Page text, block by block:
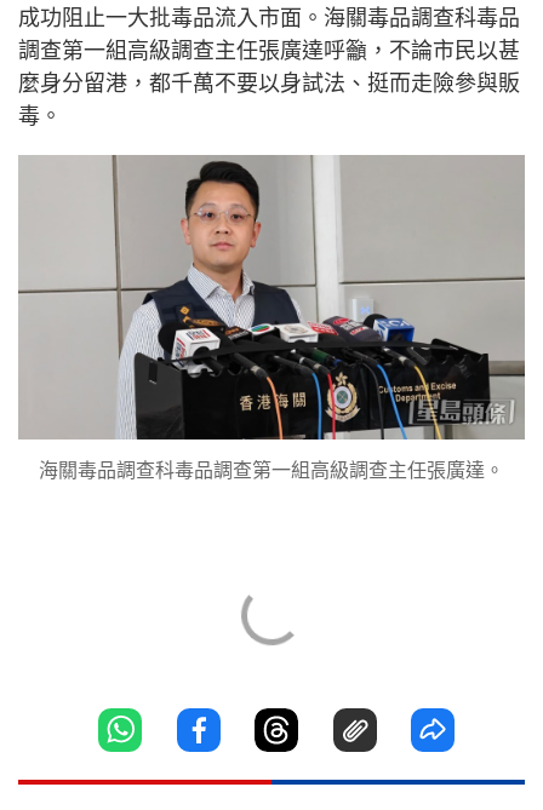
成功阻止一大批毒品流入市面。海關毒品調查科毒品
調查第一組高級調查主任張廣達呼籲，不論市民以甚
麼身分留港，都千萬不要以身試法、挺而走險參與販
毒。
海關毒品調查科毒品調查第一組高級調查主任張廣達。